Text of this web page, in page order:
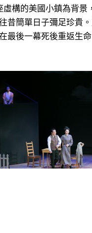
虛構的美國小鎮為背景
昔簡單日子彌足珍貴
最後一幕死後重返生命